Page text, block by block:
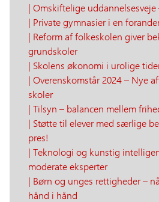
| Omskiftelige uddannelsesveje
| Private gymnasier i en
| Reform af folkeskolen giver
grundskoler
| Skolens økonomi i urolige
| Overenskomstår 2024 – Nye
skoler
| Tilsyn – balancen mellem
| Støtte til elever med særlige
pres!
| Teknologi og kunstig
moderate eksperter
| Børn og unges rettigheder –
hånd i hånd